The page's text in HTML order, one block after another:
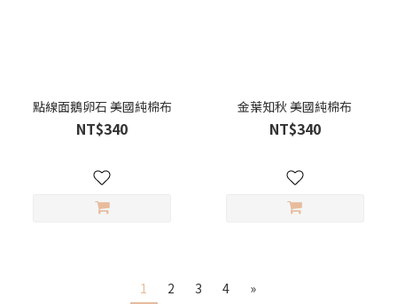
點線面鵝卵石 美國純棉布
NT$340
金葉知秋 美國純棉布
NT$340
1 2 3 4 »